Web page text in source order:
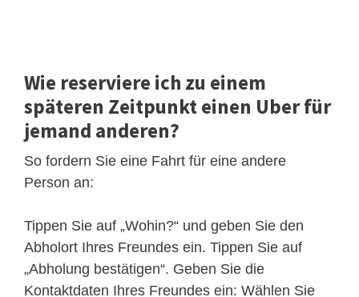
Wie reserviere ich zu einem
späteren Zeitpunkt einen Uber für
jemand anderen?
So fordern Sie eine Fahrt für eine andere
Person an:
Tippen Sie auf „Wohin?“ und geben Sie den
Abholort Ihres Freundes ein. Tippen Sie auf
„Abholung bestätigen“. Geben Sie die
Kontaktdaten Ihres Freundes ein: Wählen Sie